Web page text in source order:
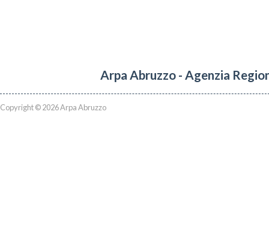
Arpa Abruzzo - Agenzia
Copyright © 2026 Arpa Abruzzo